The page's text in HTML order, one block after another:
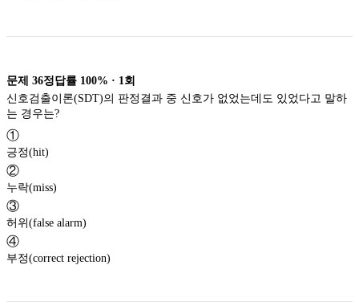
문제 36정답률 100% · 1 회
신호검출이론(SDT)의 판정결과 중 신호가 없었는데도 있었다고 말하
는 경우는?
①
긍정(hit)
②
누락(miss)
③
허위(false alarm)
④
부정(correct rejection)